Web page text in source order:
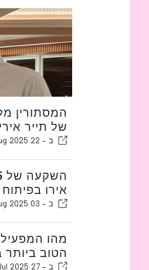
המסתורין
של תייר
ב - 22 Aug 2025
אירו
ב - 03 Aug 2025
מהו
הטוב ביותר
ב - 27 Jul 2025